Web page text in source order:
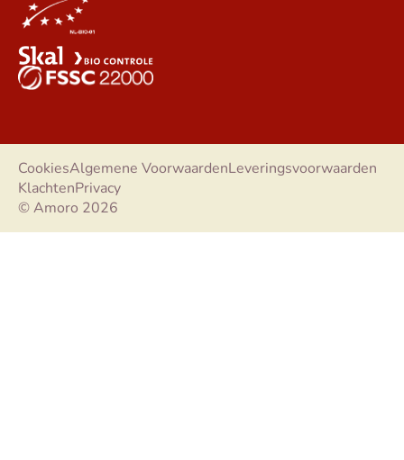
© Amoro 2026
CookiesAlgemene VoorwaardenLeveringsvoorwaarden
KlachtenPrivacy